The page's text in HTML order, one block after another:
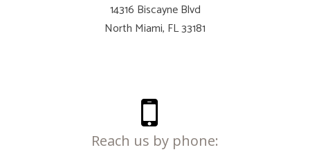
14316 Biscayne Blvd
North Miami, FL 33181
Reach us by phone: